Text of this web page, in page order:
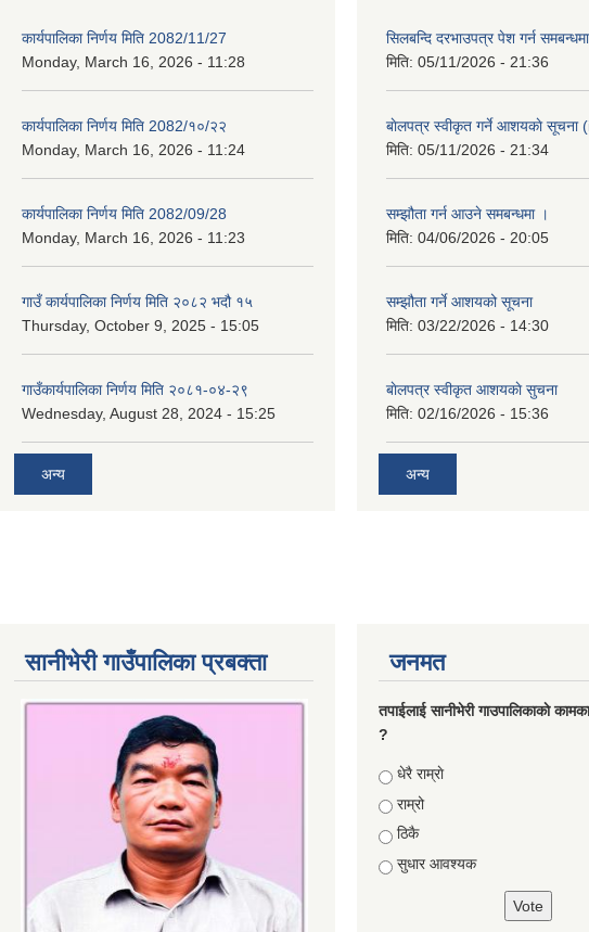
कार्यपालिका निर्णय मिति 2082/11/27
Monday, March 16, 2026 - 11:28
कार्यपालिका निर्णय मिति 2082/१०/२२
Monday, March 16, 2026 - 11:24
कार्यपालिका निर्णय मिति 2082/09/28
Monday, March 16, 2026 - 11:23
गाउँ कार्यपालिका निर्णय मिति २०८२ भदौ १५
Thursday, October 9, 2025 - 15:05
गाउँकार्यपालिका निर्णय मिति २०८१-०४-२९
Wednesday, August 28, 2024 - 15:25
अन्य
सिलबन्दि दरभाउपत्र पेश गर्न
मिति: 05/11/2026 - 21:36
बाेलपत्र स्वीकृत गर्ने आशयकाे सूचना
मिति: 05/11/2026 - 21:34
सम्झौता गर्न आउने समबन्धमा ।
मिति: 04/06/2026 - 20:05
सम्झौता गर्ने आशयको सूचना
मिति: 03/22/2026 - 14:30
बाेलपत्र स्वीकृत आशयकाे सुचना
मिति: 02/16/2026 - 15:36
अन्य
सानीभेरी गाउँपालिका प्रबक्ता जनमत
तपाईलाई सानीभेरी गाउपालिकाकाे
?
Choices
धेरै राम्राे
राम्रो
ठिकै
सुधार आवश्यक